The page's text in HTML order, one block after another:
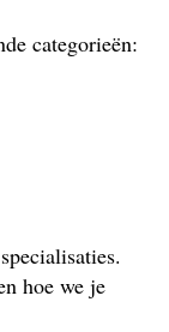
categorieën:
hoe we je